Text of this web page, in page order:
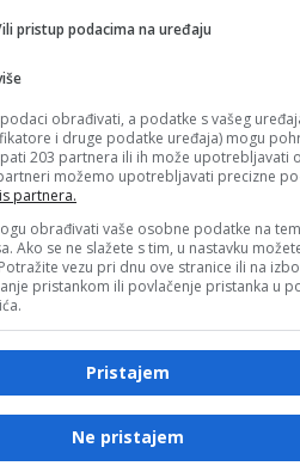
u Ottawi: “Dodik gura BiH u
jer su ga
za mir
i dalje izaziva
optužbe
u Sarajevu
pristup podacima na uređaju
obrađivati, a podatke s vašeg
i druge podatke uređaja) mogu
203 partnera ili ih može upotrebljavati
možemo upotrebljavati precizne
partnera.
obrađivati vaše osobne podatke na
Ako se ne slažete s tim, u nastavku
vezu pri dnu ove stranice ili na
pristankom ili povlačenje pristanka u
Pristajem
Ne pristajem